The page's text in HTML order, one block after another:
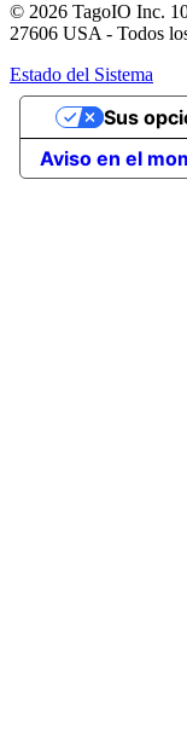
© 2026 TagoIO Inc.
27606 USA - Todos
Estado del Sistema
Aviso en el
Sus